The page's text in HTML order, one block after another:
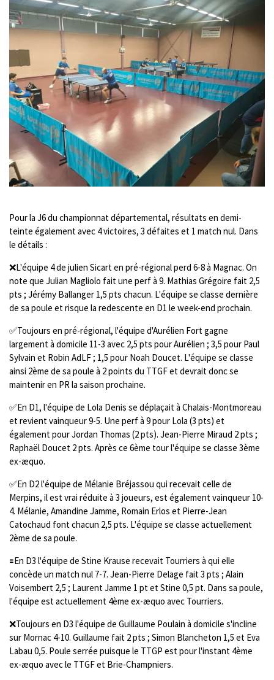
Pour la J6 du championnat départemental, résultats en demi-
teinte également avec 4 victoires, 3 défaites et 1 match nul. Dans
le détails :
❌L'équipe 4 de julien Sicart en pré-régional perd 6-8 à Magnac. On
note que Julian Magliolo fait une perf à 9. Mathias Grégoire fait 2,5
pts ; Jérémy Ballanger 1,5 pts chacun. L'équipe se classe dernière
de sa poule et risque la redescente en D1 le week-end prochain.
✅Toujours en pré-régional, l'équipe d'Aurélien Fort gagne
largement à domicile 11-3 avec 2,5 pts pour Aurélien ; 3,5 pour Paul
Sylvain et Robin AdLF ; 1,5 pour Noah Doucet. L'équipe se classe
ainsi 2ème de sa poule à 2 points du TTGF et devrait donc se
maintenir en PR la saison prochaine.
✅En D1, l'équipe de Lola Denis se déplaçait à Chalais-Montmoreau
et revient vainqueur 9-5. Une perf à 9 pour Lola (3 pts) et
également pour Jordan Thomas (2 pts). Jean-Pierre Miraud 2 pts ;
Raphaël Doucet 2 pts. Après ce 6ème tour l'équipe se classe 3ème
ex-æquo.
✅En D2 l'équipe de Mélanie Bréjassou qui recevait celle de
Merpins, il est vrai réduite à 3 joueurs, est également vainqueur 10-
4. Mélanie, Amandine Jamme, Romain Erlos et Pierre-Jean
Catochaud font chacun 2,5 pts. L'équipe se classe actuellement
2ème de sa poule.
🟰En D3 l'équipe de Stine Krause recevait Tourriers à qui elle
concède un match nul 7-7. Jean-Pierre Delage fait 3 pts ; Alain
Voisembert 2,5 ; Laurent Jamme 1 pt et Stine 0,5 pt. Dans sa poule,
l'équipe est actuellement 4ème ex-æquo avec Tourriers.
❌Toujours en D3 l'équipe de Guillaume Poulain à domicile s'incline
sur Mornac 4-10. Guillaume fait 2 pts ; Simon Blancheton 1,5 et Eva
Labau 0,5. Poule serrée puisque le TTGP est pour l'instant 4ème
ex-æquo avec le TTGF et Brie-Champniers.